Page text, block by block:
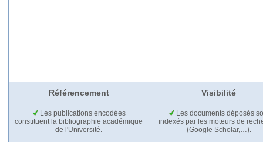
Référencement Visibilité
Les publications encodées
constituent la bibliographie académique
de l'Université.
Les documents déposés
indexés par les moteurs de
(Google Scholar,…).